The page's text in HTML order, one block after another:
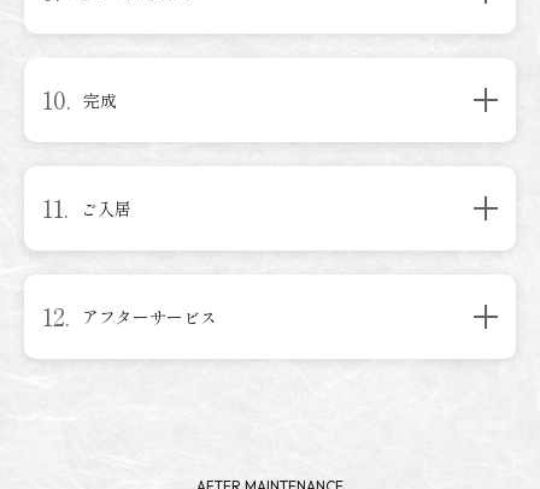
10. 完成
11. ご入居
12. アフターサービス